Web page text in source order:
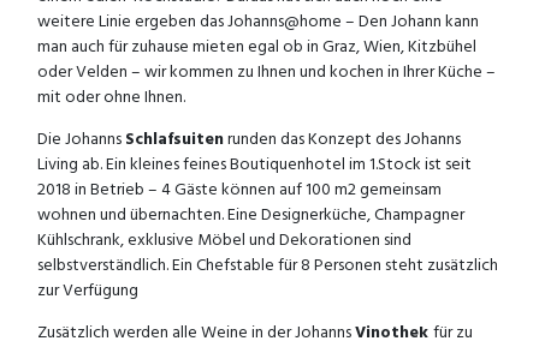
weitere Linie ergeben das Johanns@home – Den Johann kann
man auch für zuhause mieten egal ob in Graz, Wien, Kitzbühel
oder Velden – wir kommen zu Ihnen und kochen in Ihrer Küche –
mit oder ohne Ihnen.
Die JohannsSchlafsuitenrunden das Konzept des Johanns
Living ab. Ein kleines feines Boutiquenhotel im 1.Stock ist seit
2018 in Betrieb – 4 Gäste können auf 100 m2 gemeinsam
wohnen und übernachten. Eine Designerküche, Champagner
Kühlschrank, exklusive Möbel und Dekorationen sind
selbstverständlich. Ein Chefstable für 8 Personen steht zusätzlich
zur Verfügung
Zusätzlich werden alle Weine in der JohannsVinothekfür zu